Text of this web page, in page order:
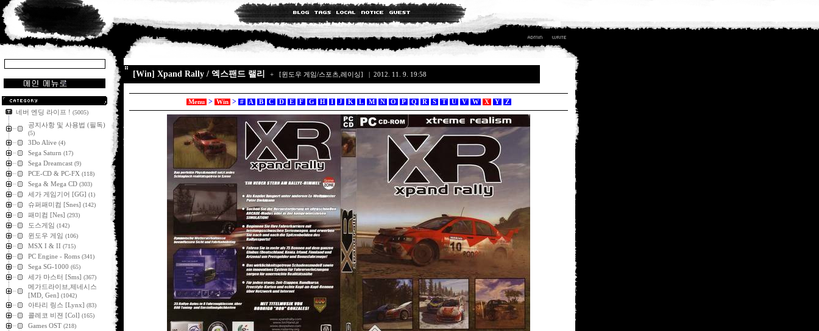
네버 엔딩 라이프 ! (5005)
공지사항 및 사용법 (필독)
(5)
3Do Alive (4)
Sega Saturn (17)
Sega Dreamcast (9)
PCE-CD & PC-FX (118)
Sega & Mega CD (303)
세가 게임기어 [GG] (1)
슈퍼패미컴 [Snes] (142)
패미컴 [Nes] (293)
도스게임 (142)
윈도우 게임 (106)
MSX I & II (715)
PC Engine - Roms (341)
Sega SG-1000 (65)
세가 마스터 [Sms] (367)
메가드라이브,제네시스
[MD, Gen] (1042)
아타리 링스 [Lynx] (83)
콜레코 비젼 [Col] (165)
Games OST (218)
[Win] Xpand Rally / 엑스팬드 랠리 + [윈도우 게임/스포츠,레이싱] | 2012. 11. 9. 19:58
Menu > Win > # A B C D E F G H I J K L M N O P Q R S T U V W X Y Z